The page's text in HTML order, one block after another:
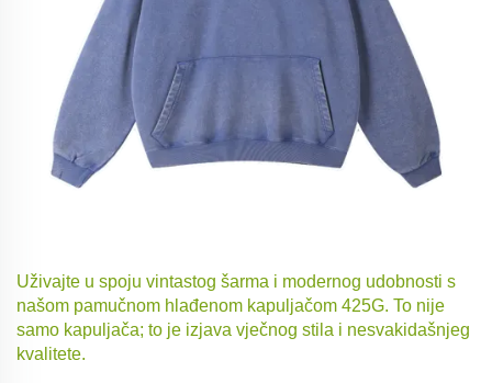
Uživajte u spoju vintastog šarma i modernog udobnosti s
našom pamučnom hlađenom kapuljačom 425G. To nije
samo kapuljača; to je izjava vječnog stila i nesvakidašnjeg
kvalitete.